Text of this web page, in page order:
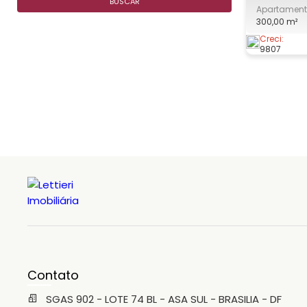
Ennius Muniz
e
qualidade
300,00 m²
Creci:
9807
Contato
SGAS 902 - LOTE 74 BL - ASA SUL - BRASILIA - DF